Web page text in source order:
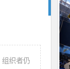
织者仍